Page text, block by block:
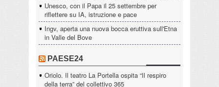
Unesco, con il Papa il 25 settembre per
riflettere su IA, istruzione e pace
Ingv, aperta una nuova bocca eruttiva sull'Etna
in Valle del Bove
PAESE24
Oriolo. Il teatro La Portella ospita “Il respiro
della terra” del collettivo 365